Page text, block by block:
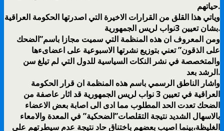
حياتهم.
وياتي هذا القلق من القرارات الاخيرة التي اصدرتها الحكومة العراقية
بشان تعيين 3نواب لريس الجمهورية.
ومن المعروف ان هذه المنظمة التي سميت مجازا باسم”الضحك
على الذقون” تعني بتوزيع نشرتها الاسبوعية على اعضاىءها
والمتخصصة في نشر النكات السياسية للدول التي لم تيلغ سن
الرشد بعد.
واشار الناطق الرسمي باسم هذه المنظمة ان قرار الحكومة
العراقية في تعيين 3 نواب لريس الجمهورية قد اثار عاصفة من
الضحك تعدت الحد المطلوب مما ادى الى اصابة بعض الاعضاء
بالاسهال الشديد نتيجة التقلصات”الضحكية” في المعدة والامعاء
الغليظة،بينما اصيب بعضهم باختناق حاد نتيجة عدم سيطرتهم على